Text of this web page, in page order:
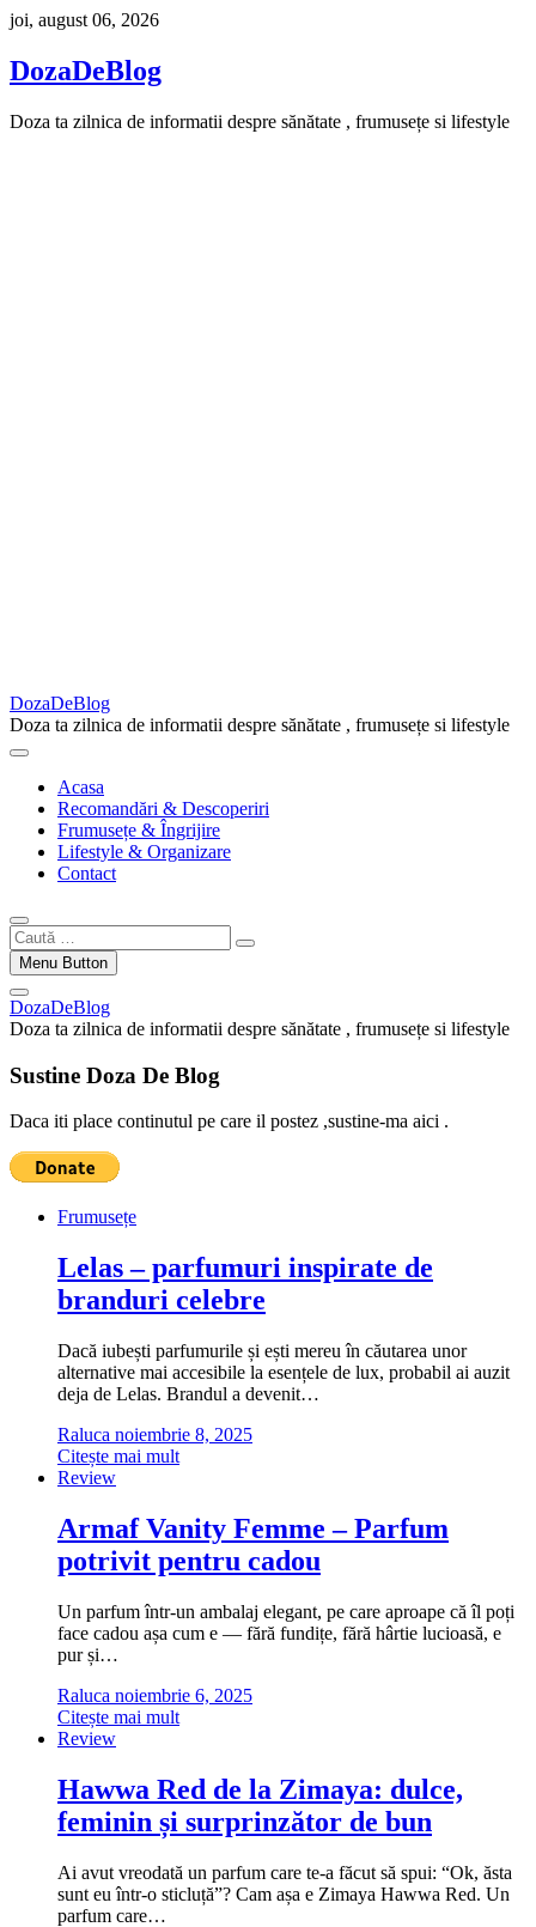
Skip
content
joi, august 06, 2026
DozaDeBlog
Doza ta zilnica de informatii despre sănătate , frumusețe si lifestyle
DozaDeBlog
Doza ta zilnica de informatii despre sănătate , frumusețe si lifestyle
Acasa
Recomandări & Descoperiri
Frumusețe & Îngrijire
Lifestyle & Organizare
Contact
Caută
…Menu Button
DozaDeBlog
Doza ta zilnica de informatii despre sănătate , frumusețe si lifestyle
Sustine Doza De Blog
Daca iti place continutul pe care il postez ,sustine-ma aici .
Frumusețe
Lelas – parfumuri inspirate de
branduri celebre
Dacă iubești parfumurile și ești mereu în căutarea unor
alternative mai accesibile la esențele de lux, probabil ai auzit
deja de Lelas. Brandul a devenit…
Raluca noiembrie 8, 2025
Citește mai mult
Review
Armaf Vanity Femme – Parfum
potrivit pentru cadou
Un parfum într-un ambalaj elegant, pe care aproape că îl poți
face cadou așa cum e — fără fundițe, fără hârtie lucioasă, e
pur și…
Raluca noiembrie 6, 2025
Citește mai mult
Review
Hawwa Red de la Zimaya: dulce,
feminin și surprinzător de bun
Ai avut vreodată un parfum care te-a făcut să spui: “Ok, ăsta
sunt eu într-o sticluță”? Cam așa e Zimaya Hawwa Red. Un
parfum care…